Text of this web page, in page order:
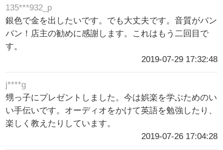
135***932_p
銀色で金を出したいです。でも大丈夫です。音質がバン
バン！店主の勧めに感謝します。これはもう二回目で
す。
2019-07-29 17:32:48
j****g
甥っ子にプレゼントしました。今は娯楽を学ぶためのい
い手伝いです。オーディオをかけて英語を勉強したり、
楽しく教えたりしています。
2019-07-26 17:04:28